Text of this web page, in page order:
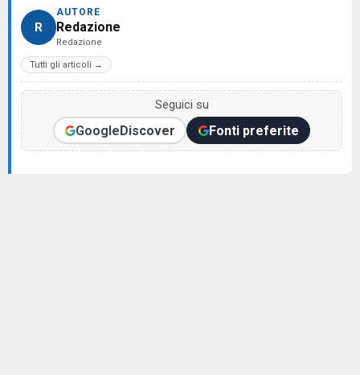
R
AUTORE
Redazione
Redazione
Tutti gli articoli →
Seguici su
GoogleDiscover Fonti preferite